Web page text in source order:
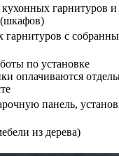
гарнитуров и
гарнитуров с
по установке
оплачиваются
панель,
из дерева)